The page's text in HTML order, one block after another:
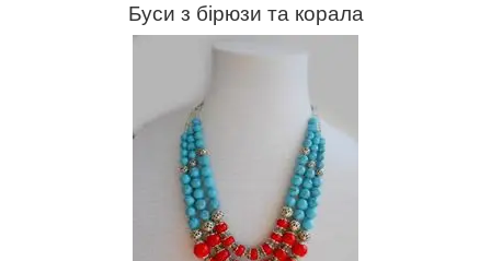
Буси з бірюзи та корала